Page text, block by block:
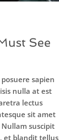
See
sapien
nulla at est
lectus
sit amet
suscipit
et blandit tellus